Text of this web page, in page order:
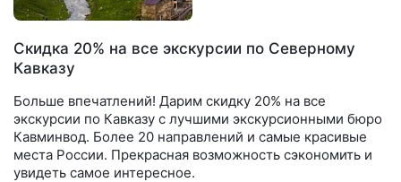
Скидка 20% на все экскурсии по Северному
Кавказу
Больше впечатлений! Дарим скидку 20% на все
экскурсии по Кавказу с лучшими экскурсионными бюро
Кавминвод. Более 20 направлений и самые красивые
места России. Прекрасная возможность сэкономить и
увидеть самое интересное.